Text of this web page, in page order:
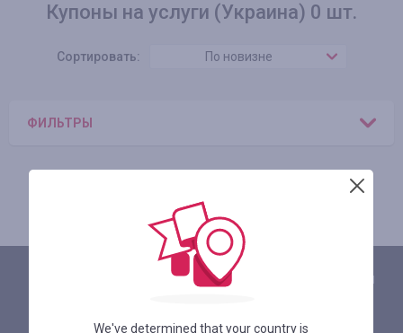
Купоны на услуги (Украина) 0 шт.
Сортировать: По новизне
ФИЛЬТРЫ
в нашем мобильном приложении
We've determined that your country is